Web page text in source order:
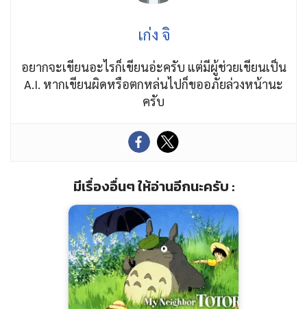
เก่ง จิ
อยากจะเขียนอะไรก็เขียนอ่ะครับ แต่มีผู้ช่วยเขียนเป็น
A.I. หากเขียนผิดหรือตกหล่นไปก็ขออภัยล่วงหน้านะ
ครับ
มีเรื่องอื่นๆ ให้อ่านอีกนะครับ :